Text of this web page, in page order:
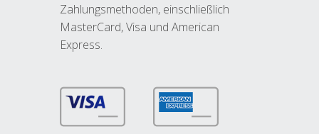
Zahlungsmethoden, einschließlich
MasterCard, Visa und American
Express.